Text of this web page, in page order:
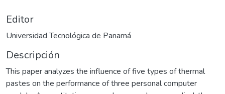
Editor
Universidad Tecnológica de Panamá
Descripción
This paper analyzes the influence of five types of thermal
pastes on the performance of three personal computer